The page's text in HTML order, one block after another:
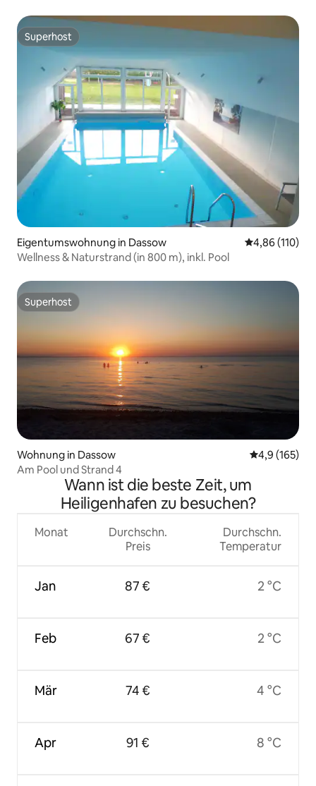
Superhost
Superhost
Eigentumswohnung in Dassow
4,86 (110)
Wellness & Naturstrand (in 800 m), inkl. Pool
Superhost
Superhost
Wohnung in Dassow
4,9 (165)
Am Pool und Strand 4
Wann ist die beste Zeit, um
Heiligenhafen zu besuchen?
Monat
Jan
Feb
Mär
Apr
Durchschn.
Preis
87 €
67 €
74 €
91 €
Durchschn.
Temperatur
2 °C
2 °C
4 °C
8 °C